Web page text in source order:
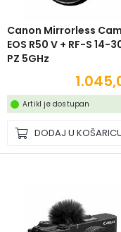
Canon Mirrorless
EOS R50 V + RF-S 14-
PZ 5GHz
Artikl je dostupan
DODAJ U